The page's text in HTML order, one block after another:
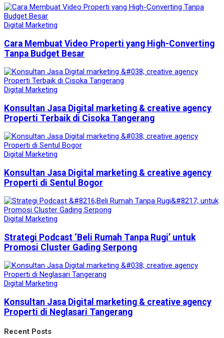
Digital Marketing
Cara Membuat Video Properti yang High-Converting
Tanpa Budget Besar
Digital Marketing
Konsultan Jasa Digital marketing & creative agency
Properti Terbaik di Cisoka Tangerang
Digital Marketing
Konsultan Jasa Digital marketing & creative agency
Properti di Sentul Bogor
Digital Marketing
Strategi Podcast ‘Beli Rumah Tanpa Rugi’ untuk
Promosi Cluster Gading Serpong
Digital Marketing
Konsultan Jasa Digital marketing & creative agency
Properti di Neglasari Tangerang
Recent Posts